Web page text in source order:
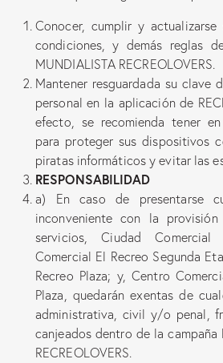
Conocer, cumplir y
condiciones, y demás reglas
MUNDIALISTA RECREOLOVERS.
Mantener resguardada su clave
personal en la aplicación de
efecto, se recomienda tener
para proteger sus dispositivos
piratas informáticos y evitar las
RESPONSABILIDAD
a) En caso de presentarse
inconveniente con la
servicios, Ciudad
Comercial El Recreo Segunda
Recreo Plaza; y, Centro
Plaza, quedarán exentas de
administrativa, civil y/o penal,
canjeados dentro de la campaña
RECREOLOVERS.